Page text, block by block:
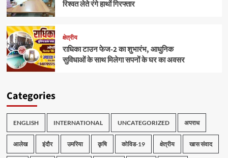
रिश्वत लेते रंगे हाथों गिरफ्तार
क्षेत्रीय
राधिका टाउन फेज-2 का शुभारंभ, आधुनिक
सुविधाओं के साथ मिलेगा सपनों के घर का अवसर
Categories
ENGLISH INTERNATIONAL UNCATEGORIZED अपराध
आलेख इंदौर उमरिया कृषि कोविड-19 क्षेत्रीय खास संवाद